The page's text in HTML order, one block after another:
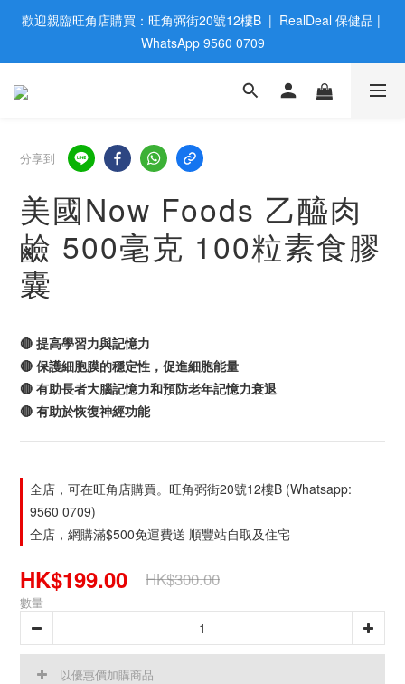
歡迎親臨旺角店購買：旺角弼街20號12樓B  |  RealDeal 保健品 |
WhatsApp 9560 0709
歡迎親臨旺角店購買：旺角弼街20號12樓B  |  RealDeal 保健品 |
WhatsApp 9560 0709
會員大升級 | 於12個月内消費滿$2200，即成爲黃金會員 | 消費滿
網站購買滿$500，免運費送貨 | Free Delivery on HK $500 Online
Order
歡迎親臨旺角店購買：旺角弼街20號12樓B  |  RealDeal 保健品 |
WhatsApp 9560 0709
分享到
美國Now Foods 乙醯肉
鹼 500毫克 100粒素食膠
囊
🔴 提高學習力與記憶力
🔴 保護細胞膜的穩定性，促進細胞能量
🔴 有助長者大腦記憶力和預防老年記憶力衰退
🔴 有助於恢復神經功能
全店，可在旺角店購買。旺角弼街20號12樓B (Whatsapp:
9560 0709)
全店，網購滿$500免運費送 順豐站自取及住宅
HK$199.00 HK$300.00
數量
以優惠價加購商品